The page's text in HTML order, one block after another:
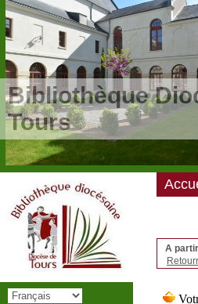
/**/
Bibliothèque
Tours
A